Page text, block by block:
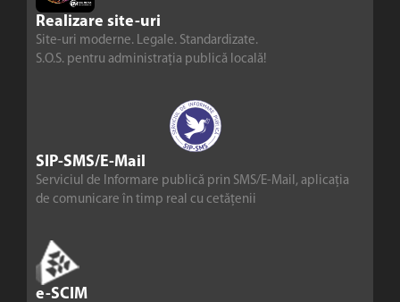
Realizare site-uri
Site-uri moderne. Legale. Standardizate.
S.O.S. pentru administrația publică locală!
SIP-SMS/E-Mail
Serviciul de Informare publică prin SMS/E-Mail, aplicația
de comunicare în timp real cu cetățenii
e-SCIM